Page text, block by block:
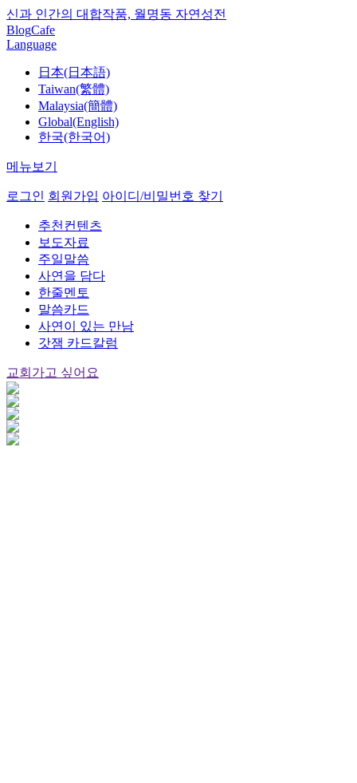
신과 인간의 대합작품, 월명동 자연성전
BlogCafe
Language
日本(日本語)
Taiwan(繁體)
Malaysia(簡體)
Global(English)
한국(한국어)
메뉴보기
로그인 회원가입 아이디/비밀번호 찾기
추천컨텐츠
보도자료
주일말씀
사연을 담다
한줄멘토
말씀카드
사연이 있는 만남
갓잼 카드칼럼
교회가고 싶어요